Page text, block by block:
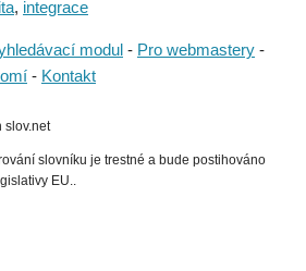
, integrace
modul - Pro webmastery -
- Kontakt
slov.net
slovníku je trestné a bude postihováno
EU..